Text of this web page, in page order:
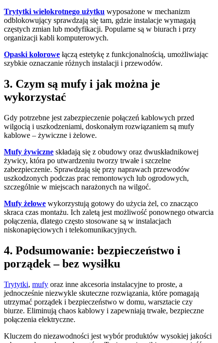
Trytytki wielokrotnego użytku wyposażone w mechanizm
odblokowujący sprawdzają się tam, gdzie instalacje wymagają
częstych zmian lub modyfikacji. Popularne są w biurach i przy
organizacji kabli komputerowych.
Opaski kolorowe łączą estetykę z funkcjonalnością, umożliwiając
szybkie oznaczanie różnych instalacji i przewodów.
3. Czym są mufy i jak można je
wykorzystać
Gdy potrzebne jest zabezpieczenie połączeń kablowych przed
wilgocią i uszkodzeniami, doskonałym rozwiązaniem są mufy
kablowe – żywiczne i żelowe.
Mufy żywiczne składają się z obudowy oraz dwuskładnikowej
żywicy, która po utwardzeniu tworzy trwałe i szczelne
zabezpieczenie. Sprawdzają się przy naprawach przewodów
uszkodzonych podczas prac remontowych lub ogrodowych,
szczególnie w miejscach narażonych na wilgoć.
Mufy żelowe wykorzystują gotowy do użycia żel, co znacząco
skraca czas montażu. Ich zaletą jest możliwość ponownego otwarcia
połączenia, dlatego często stosowane są w instalacjach
niskonapięciowych i telekomunikacyjnych.
4. Podsumowanie: bezpieczeństwo i
porządek – bez wysiłku
Trytytki, mufy oraz inne akcesoria instalacyjne to proste, a
jednocześnie niezwykle skuteczne rozwiązania, które pomagają
utrzymać porządek i bezpieczeństwo w domu, warsztacie czy
biurze. Eliminują chaos kablowy i zapewniają trwałe, bezpieczne
połączenia elektryczne.
Kluczem do niezawodności jest wybór produktów wysokiej jakości